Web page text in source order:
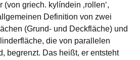
griech. kylíndein ‚rollen‘,
Definition von zwei
(Grund- und Deckfläche) und
die von parallelen
begrenzt. Das heißt, er entsteht